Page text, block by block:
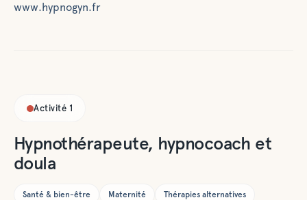
www.hypnogyn.fr
Activité 1
Hypnothérapeute, hypnocoach et
doula
Santé & bien-être Maternité Thérapies alternatives